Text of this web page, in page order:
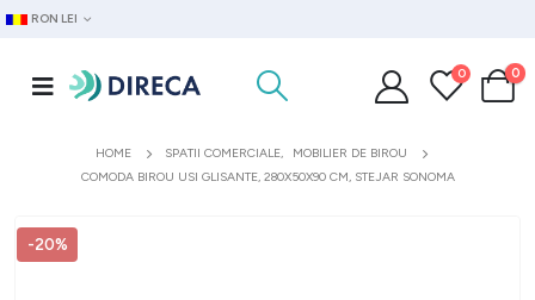
RON LEI
0 0
HOME SPATII COMERCIALE,
MOBILIER DE BIROU
COMODA BIROU USI GLISANTE, 280X50X90 CM, STEJAR SONOMA
-20%